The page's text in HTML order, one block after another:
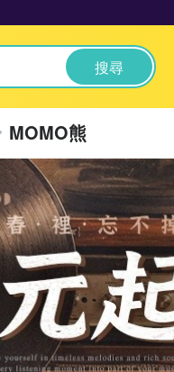
搜尋
MOMO熊